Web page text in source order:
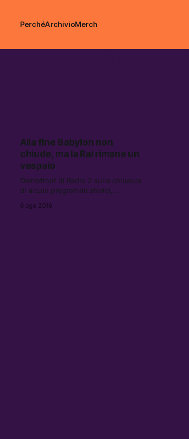
PerchéArchivioMerch
Alla fine Babylon non
chiude, ma la Rai rimane un
vespaio
Dietrofront di Radio 2 sulla chiusura
di alcuni programmi storici,
resta infervorato il dibattito sulle
6 ago 2016